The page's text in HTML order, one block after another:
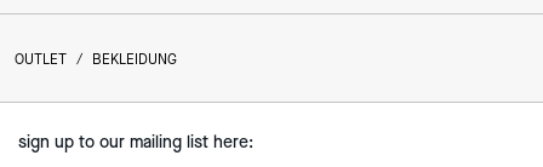
OUTLET / BEKLEIDUNG
sign up to our mailing list here: